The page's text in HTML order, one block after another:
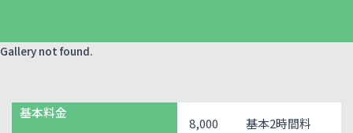
Gallery not found.
基本料金
8,000
基本2時間料